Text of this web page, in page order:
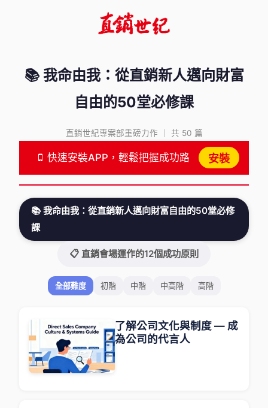
📚 我命由我：從直銷新人邁向財富
自由的50堂必修課
直銷世紀專案部重磅力作 ｜ 共 50 篇
快速安裝APP，輕鬆把握成功路 安裝
📚 我命由我：從直銷新人邁向財富自由的50堂必修
課
📋 直銷會場運作的12個成功原則
全部難度 初階 中階 中高階 高階
了解公司文化與制度 — 成
為公司的代言人